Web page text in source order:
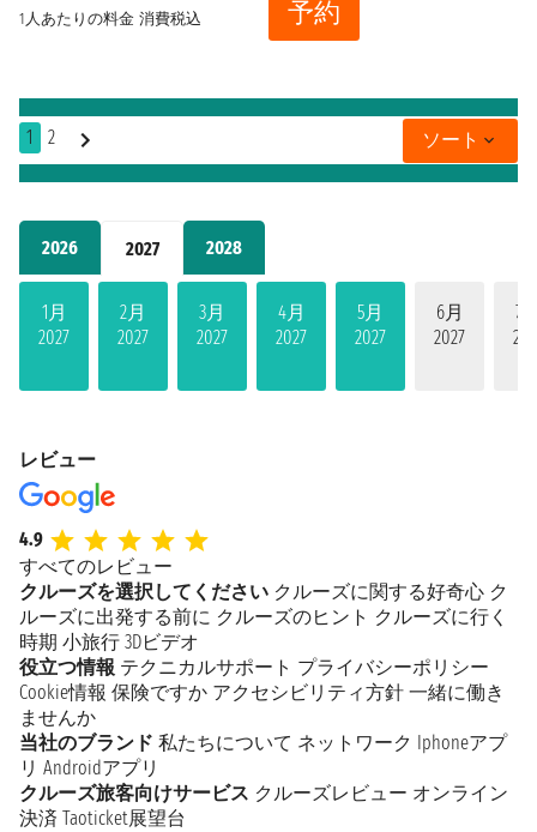
2026 2027 2028
1月
2027
2月
2027
3月
2027
4月
2027
5月
2027
6月
2027
7
1人あたりの料金 消費税込 予約
1 2 ソート
レビュー
4.9
すべてのレビュー
クルーズを選択してください クルーズに関する好奇心 ク
ルーズに出発する前に クルーズのヒント クルーズに行く
時期 小旅行 3Dビデオ
役立つ情報 テクニカルサポート プライバシーポリシー
Cookie情報 保険ですか アクセシビリティ方針 一緒に働き
ませんか
当社のブランド 私たちについて ネットワーク Iphoneアプ
リ Androidアプリ
クルーズ旅客向けサービス クルーズレビュー オンライン
決済 Taoticket展望台